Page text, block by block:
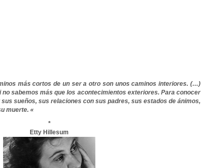
más cortos de un ser a otro son unos caminos interiores. (…)
no sabemos más que los acontecimientos exteriores. Para conocer
sueños, sus relaciones con sus padres, sus estados de ánimos,
muerte. «
*
Etty Hillesum